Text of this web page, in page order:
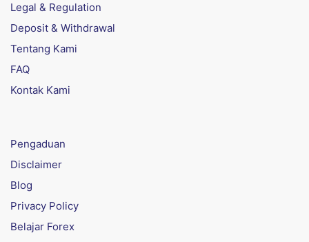
Legal & Regulation
Deposit & Withdrawal
Tentang Kami
FAQ
Kontak Kami
Pengaduan
Disclaimer
Blog
Privacy Policy
Belajar Forex